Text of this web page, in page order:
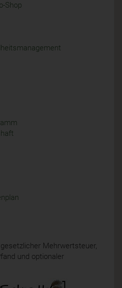
Shop
Mehrwertsteuer,
und optionaler